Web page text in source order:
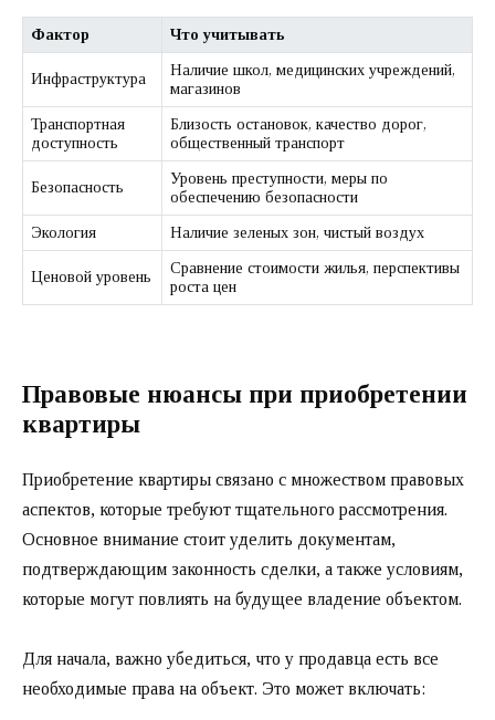
Фактор Что учитывать
Инфраструктура
Наличие школ, медицинских учреждений,
магазинов
Транспортная
доступность
Близость остановок, качество дорог,
общественный транспорт
Безопасность
Уровень преступности, меры по
обеспечению безопасности
Экология
Наличие зеленых зон, чистый воздух
Ценовой уровень
Сравнение стоимости жилья, перспективы
роста цен
Правовые нюансы при приобретении
квартиры
Приобретение квартиры связано с множеством правовых
аспектов, которые требуют тщательного рассмотрения.
Основное внимание стоит уделить документам,
подтверждающим законность сделки, а также условиям,
которые могут повлиять на будущее владение объектом.
Для начала, важно убедиться, что у продавца есть все
необходимые права на объект. Это может включать: